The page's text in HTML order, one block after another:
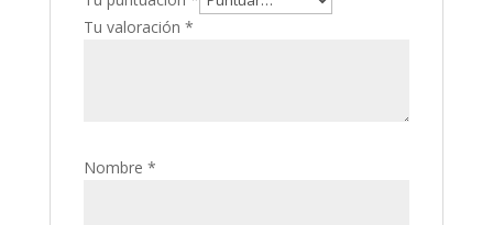
Tu valoración *
Nombre *